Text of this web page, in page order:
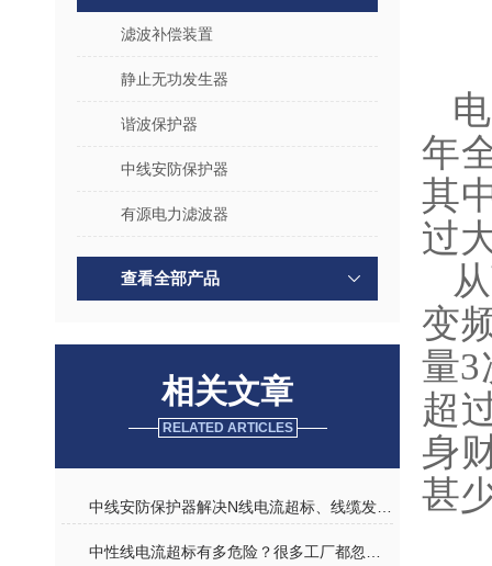
滤波补偿装置
静止无功发生器
谐波保护器
中线安防保护器
有源电力滤波器
查看全部产品
相关文章
RELATED ARTICLES
年
其
过
变
量3
超
身
甚